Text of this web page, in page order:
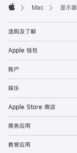
Mac 显示器
选购及了解
Apple 钱包
账户
娱乐
Apple Store 商店
商务应用
教育应用